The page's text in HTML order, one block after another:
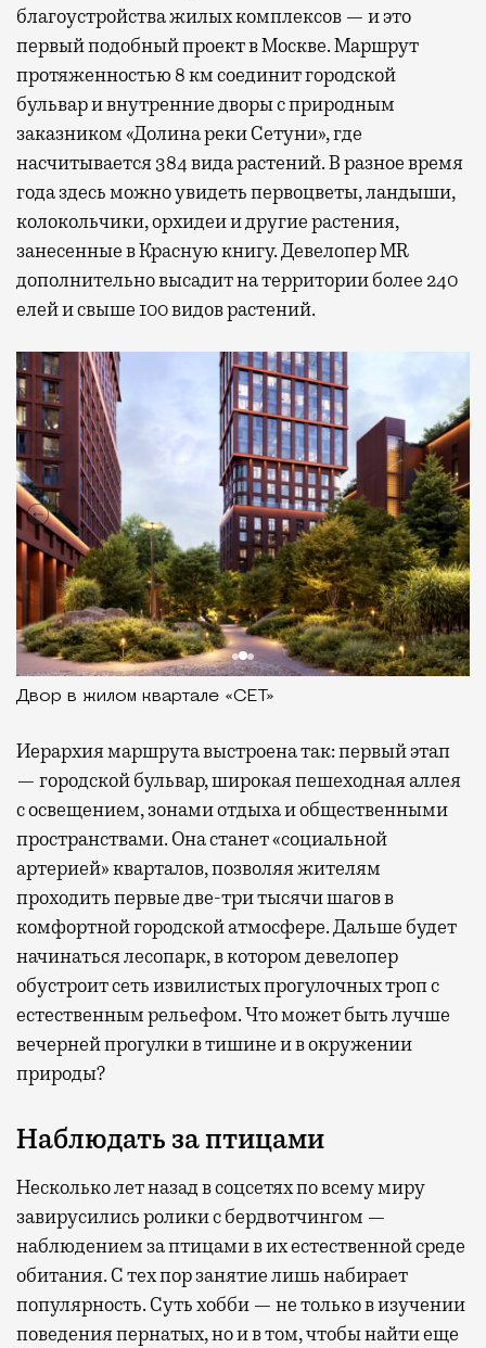
благоустройства жилых комплексов — и это
первый подобный проект в Москве. Маршрут
протяженностью 8 км соединит городской
бульвар и внутренние дворы с природным
заказником «Долина реки Сетуни», где
насчитывается 384 вида растений. В разное время
года здесь можно увидеть первоцветы, ландыши,
колокольчики, орхидеи и другие растения,
занесенные в Красную книгу. Девелопер MR
дополнительно высадит на территории более 240
елей и свыше 100 видов растений.
Двор в жилом квартале «СЕТ»
Иерархия маршрута выстроена так: первый этап
— городской бульвар, широкая пешеходная аллея
с освещением, зонами отдыха и общественными
пространствами. Она станет «социальной
артерией» кварталов, позволяя жителям
проходить первые две-три тысячи шагов в
комфортной городской атмосфере. Дальше будет
начинаться лесопарк, в котором девелопер
обустроит сеть извилистых прогулочных троп с
естественным рельефом. Что может быть лучше
вечерней прогулки в тишине и в окружении
природы?
Наблюдать за птицами
Несколько лет назад в соцсетях по всему миру
завирусились ролики с бердвотчингом —
наблюдением за птицами в их естественной среде
обитания. С тех пор занятие лишь набирает
популярность. Суть хобби — не только в изучении
поведения пернатых, но и в том, чтобы найти еще